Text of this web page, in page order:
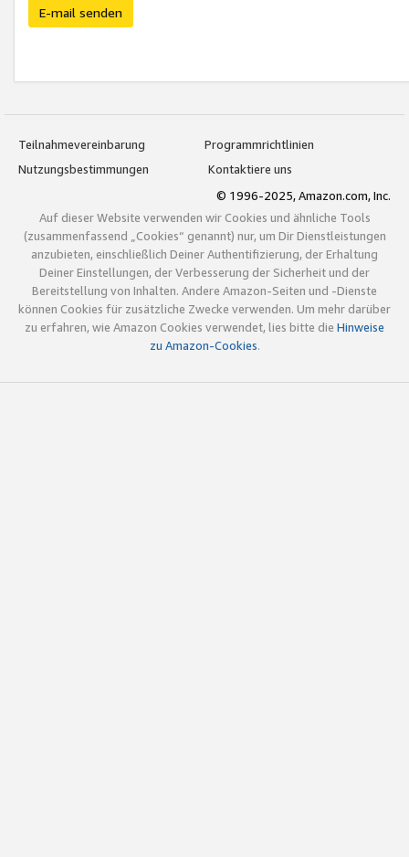
E-mail senden
Teilnahmevereinbarung
Programmrichtlinien
Nutzungsbestimmungen
Kontaktiere uns
© 1996-2025, Amazon.com, Inc.
Auf dieser Website verwenden wir Cookies und ähnliche Tools
(zusammenfassend „Cookies“ genannt) nur, um Dir Dienstleistungen
anzubieten, einschließlich Deiner Authentifizierung, der Erhaltung
Deiner Einstellungen, der Verbesserung der Sicherheit und der
Bereitstellung von Inhalten. Andere Amazon-Seiten und -Dienste
können Cookies für zusätzliche Zwecke verwenden. Um mehr darüber
zu erfahren, wie Amazon Cookies verwendet, lies bitte die Hinweise
zu Amazon-Cookies.